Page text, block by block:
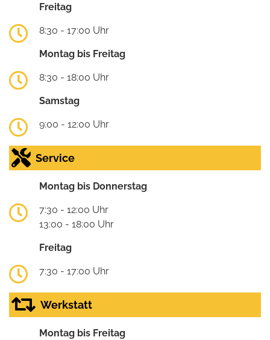
Freitag
8:30 - 17:00 Uhr
Montag bis Freitag
8:30 - 18:00 Uhr
Samstag
9:00 - 12:00 Uhr
Service
Montag bis Donnerstag
7:30 - 12:00 Uhr
13:00 - 18:00 Uhr
Freitag
7:30 - 17:00 Uhr
Werkstatt
Montag bis Freitag